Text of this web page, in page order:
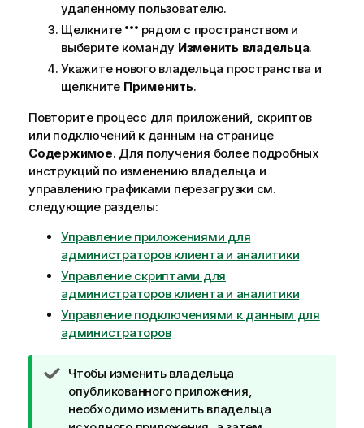
удаленному пользователю.
Щелкните
рядом с пространством и
выберите команду Изменить владельца.
Укажите нового владельца пространства и
щелкните Применить.
Повторите процесс для приложений, скриптов
или подключений к данным на странице
Содержимое. Для получения более подробных
инструкций по изменению владельца и
управлению графиками перезагрузки см.
следующие разделы:
Управление приложениями для
администраторов клиента и аналитики
Управление скриптами для
администраторов клиента и аналитики
Управление подключениями к данным для
администраторов
П
р
и
Чтобы изменить владельца
опубликованного приложения,
необходимо изменить владельца